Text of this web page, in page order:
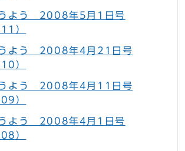
うよう 2008年5月1日号
）
うよう 2008年4月21日号
）
うよう 2008年4月11日号
）
うよう 2008年4月1日号
）